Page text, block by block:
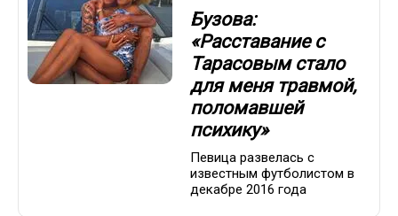
Бузова:
«Расставание с
Тарасовым стало
для меня травмой,
поломавшей
психику»
Певица развелась с
известным футболистом в
декабре 2016 года